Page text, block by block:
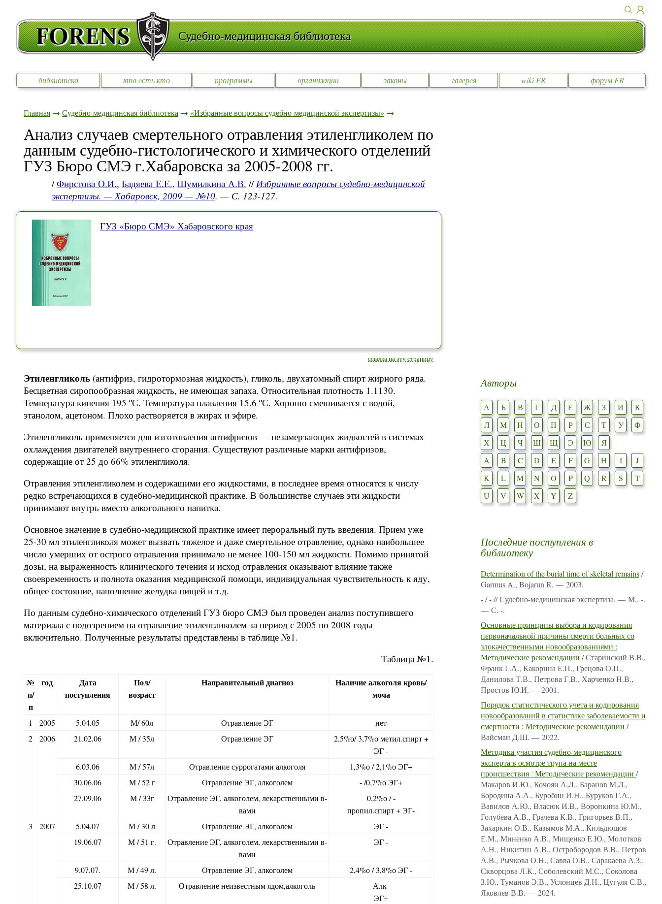
Судебно-медицинская библиотека
библиотека кто есть кто программы организации законы галерея wiki FR форум FR
Главная → Судебно-медицинская библиотека → «Избранные вопросы судебно-медицинской экспертизы» →
Анализ случаев смертельного отравления этиленгликолем по
данным судебно-гистологического и химического отделений
ГУЗ Бюро СМЭ г.Хабаровска за 2005-2008 гг.
/Фирстова О.И., Бадяева Е.Е., Шумилкина А.В. //Избранные вопросы судебно-медицинской
экспертизы. — Хабаровск, 2009 — №10. — С. 123-127.
ГУЗ «Бюро СМЭ» Хабаровского края
ссылка на эту страницу
Этиленгликоль (антифриз, гидротормозная жидкость), гликоль, двухатомный спирт жирного ряда.
Бесцветная сиропообразная жидкость, не имеющая запаха. Относительная плотность 1.1130.
Температура кипения 195 ºС. Температура плавления 15.6 ºС. Хорошо смешивается с водой,
этанолом, ацетоном. Плохо растворяется в жирах и эфире.
Этиленгликоль применяется для изготовления антифризов — незамерзающих жидкостей в системах
охлаждения двигателей внутреннего сгорания. Существуют различные марки антифризов,
содержащие от 25 до 66% этиленгликоля.
Отравления этиленгликолем и содержащими его жидкостями, в последнее время относятся к числу
редко встречающихся в судебно-медицинской практике. В большинстве случаев эти жидкости
принимают внутрь вместо алкогольного напитка.
Основное значение в судебно-медицинской практике имеет пероральный путь введения. Прием уже
25-30 мл этиленгликоля может вызвать тяжелое и даже смертельное отравление, однако наибольшее
число умерших от острого отравления принимало не менее 100-150 мл жидкости. Помимо принятой
дозы, на выраженность клинического течения и исход отравления оказывают влияние также
своевременность и полнота оказания медицинской помощи, индивидуальная чувствительность к яду,
общее состояние, наполнение желудка пищей и т.д.
По данным судебно-химического отделений ГУЗ бюро СМЭ был проведен анализ поступившего
материала с подозрением на отравление этиленгликолем за период с 2005 по 2008 годы
включительно. Полученные результаты представлены в таблице №1.
Таблица №1.
№
п/
п
год
Дата
поступления
Пол/
возраст
Направительный диагноз
Наличие алкоголя кровь/
моча
1 2005 5.04.05 М/ 60л Отравление ЭГ
нет
2
2006 21.02.06 М / 35л Отравление ЭГ
2,5%о/ 3,7%о метил.спирт +
ЭГ -
6.03.06
М / 57л Отравление суррогатами алкоголя
1,3%о / 2,1%о ЭГ+
30.06.06
М / 52 г Отравление ЭГ, алкоголем
- /0,7%о ЭГ+
27.09.06
М / 33г
Отравление ЭГ, алкоголем, лекарственными в-
вами
0,2%о / -
пропил.спирт + ЭГ-
3
2007 5.04.07 М / 30 л Отравление ЭГ, алкоголем
ЭГ -
19.06.07
М / 51 г.
Отравление ЭГ, алкоголем, лекарственными в-
вами
ЭГ -
9.07.07. М / 49 л. Отравление ЭГ, алкоголем
2,4%о / 3,8%о ЭГ -
25.10.07
М / 58 л. Отравление неизвестным ядом,алкоголь
Алк-
ЭГ+
Авторы
А Б В Г Д Е Ж З И
К
Л
М Н О П Р С Т У
Ф
Х
Ц Ч Ш Щ Э Ю
Я
A
B C D E F G H I
J
K
L M N O P Q R S
T
U
V W X Y Z
Последние поступления в
библиотеку
Determination of the burial time of skeletal remains/
Garmus A., Bojarun R. — 2003.
-/ - // Судебно-медицинская экспертиза. — М., -.
— С. -.
Основные принципы выбора и кодирования
первоначальной причины смерти больных со
злокачественными новообразованиями :
Методические рекомендации / Старинский В.В.,
Франк Г.А., Какорина Е.П., Грецова О.П.,
Данилова Т.В., Петрова Г.В., Харченко Н.В.,
Простов Ю.И. — 2001.
Порядок статистического учета и кодирования
новообразований в статистике заболеваемости и
смертности : Методические рекомендации /
Вайсман Д.Ш. — 2022.
Методика участия судебно-медицинского
эксперта в осмотре трупа на месте
происшествия : Методические рекомендации /
Макаров И.Ю., Кочоян А.Л., Баранов М.Л.,
Бородина А.А., Буробин И.Н., Буруков Г.А.,
Вавилов А.Ю., Власюк И.В., Воронкина Ю.М.,
Голубева А.В., Грачева К.В., Григорьев В.П.,
Захаркин О.В., Казымов М.А., Кильдюшов
Е.М., Миненко А.В., Мищенко Е.Ю., Молотков
А.Н., Никитин А.В., Остробородов В.В., Петров
А.В., Рычкова О.Н., Савва О.В., Саракаева А.З.,
Скворцова Л.К., Соболевский М.С., Соколова
З.Ю., Туманов Э.В., Услонцев Д.Н., Цугуля С.В.,
Яковлев В.В. — 2024.